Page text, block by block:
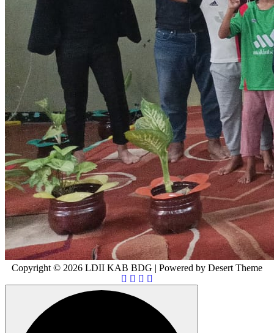
Copyright © 2026 LDII KAB BDG | Powered by Desert Theme